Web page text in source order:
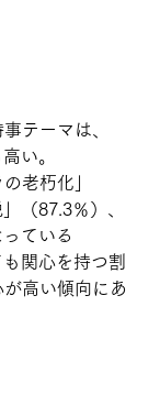
テーマは、
高い。
老朽化」
（87.3％）、
ている
関心を持つ割
高い傾向にあ